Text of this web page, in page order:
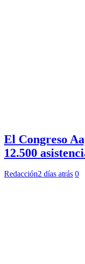
El Congreso
12.500
Redacción2 días atrás 0